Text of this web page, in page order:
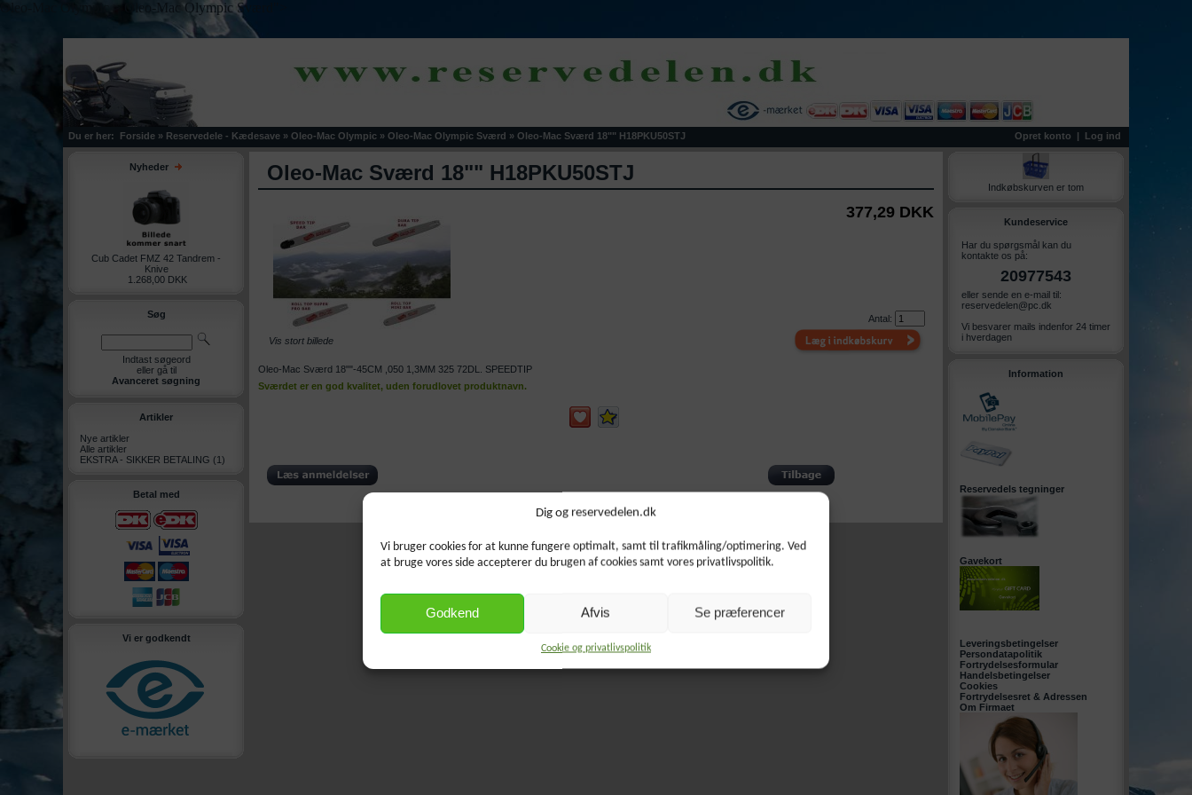
Dig og reservedelen.dk
Vi bruger cookies for at kunne fungere optimalt, samt til trafikmåling/optimering. Ved
at bruge vores side accepterer du brugen af cookies samt vores privatlivspolitik.
Godkend Afvis Se præferencer
Cookie og privatlivspolitik
Oleo-Mac Olympic > Oleo-Mac Olympic Sværd">
Du er her: Forside » Reservedele - Kædesave » Oleo-Mac Olympic » Oleo-Mac Olympic Sværd » Oleo-Mac Sværd 18"" H18PKU50STJ Opret konto | Log ind
Nyheder
Cub Cadet FMZ 42 Tandrem -
Knive
1.268,00 DKK
Søg
Indtast søgeord
eller gå til
Avanceret søgning
Artikler
Nye artikler
Alle artikler
EKSTRA - SIKKER BETALING (1)
Betal med
Vi er godkendt
Oleo-Mac Sværd 18"" H18PKU50STJ
Vis stort billede
377,29 DKK
Antal:
Oleo-Mac Sværd 18""-45CM ,050 1,3MM 325 72DL. SPEEDTIP
Sværdet er en god kvalitet, uden forudlovet produktnavn.
Produktet blev oprettet lørdag 05 december, 2015.
Indkøbskurven er tom
Kundeservice
Har du spørgsmål kan du
kontakte os på:
20977543
eller sende en e-mail til:
reservedelen@pc.dk
Vi besvarer mails indenfor 24 timer
i hverdagen
Information
Reservedels tegninger
Gavekort
Leveringsbetingelser
Persondatapolitik
Fortrydelsesformular
Handelsbetingelser
Cookies
Fortrydelsesret & Adressen
Om Firmaet